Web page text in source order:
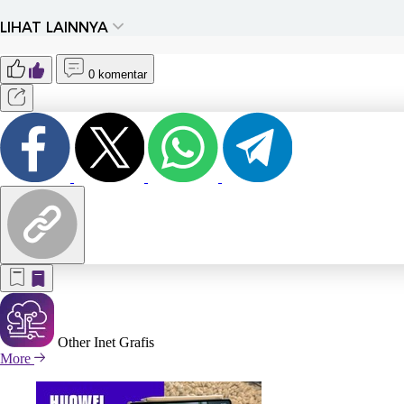
LIHAT LAINNYA
0 komentar
Other Inet Grafis
More